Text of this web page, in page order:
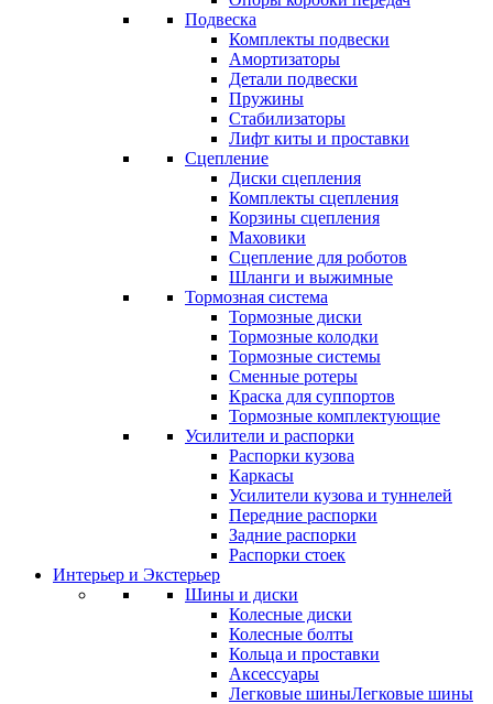
Подвеска
Комплекты подвески
Амортизаторы
Детали подвески
Пружины
Стабилизаторы
Лифт киты и проставки
Сцепление
Диски сцепления
Комплекты сцепления
Корзины сцепления
Маховики
Сцепление для роботов
Шланги и выжимные
Тормозная система
Тормозные диски
Тормозные колодки
Тормозные системы
Сменные ротеры
Краска для суппортов
Тормозные комплектующие
Усилители и распорки
Распорки кузова
Каркасы
Усилители кузова и туннелей
Передние распорки
Задние распорки
Распорки стоек
Интерьер и Экстерьер
Шины и диски
Колесные диски
Колесные болты
Кольца и проставки
Аксессуары
Легковые шиныЛегковые шины